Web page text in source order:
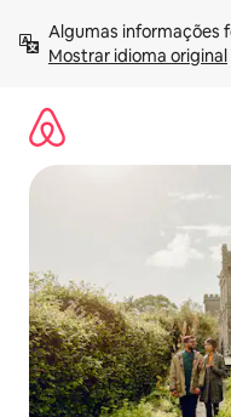
para
Mostrar idioma original